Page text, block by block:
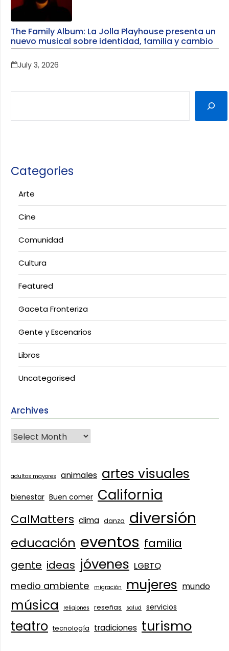
The Family Album: La Jolla Playhouse presenta un
nuevo musical sobre identidad, familia y cambio
July 3, 2026
Categories
Arte
Cine
Comunidad
Cultura
Featured
Gaceta Fronteriza
Gente y Escenarios
Libros
Uncategorised
Archives
adultos mayores animales artes visuales
bienestar Buen comer California
CalMatters clima danza diversión
educación eventos familia
gente ideas jóvenes LGBTQ
medio ambiente migración mujeres mundo
música religiones reseñas salud servicios
teatro tecnología tradiciones turismo